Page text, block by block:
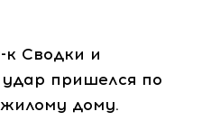
к Сводки и
пришелся по
дому.